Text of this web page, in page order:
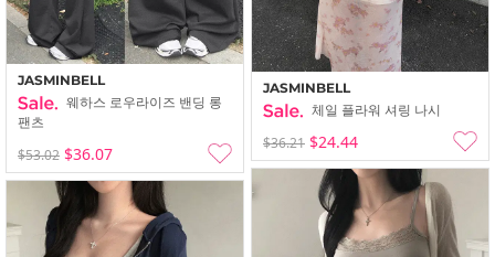
JASMINBELL
웨하스 로우라이즈 밴딩 롱
팬츠
$53.02 $36.07
JASMINBELL
체일 플라워 셔링 나시
$36.21 $24.44